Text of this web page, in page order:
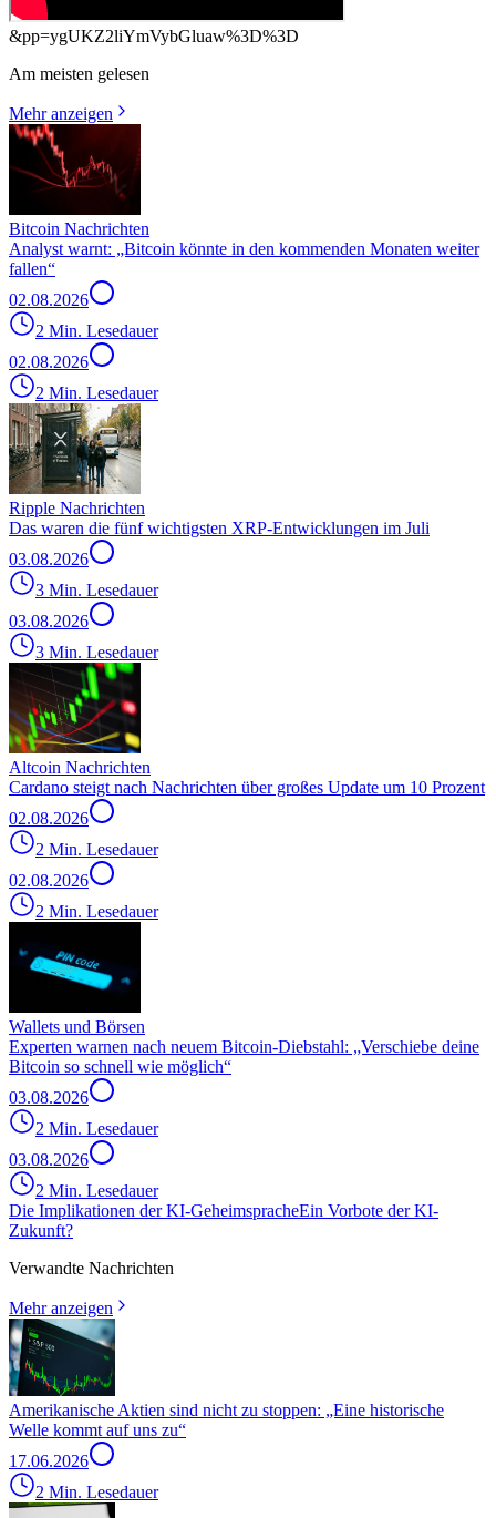
&pp=ygUKZ2liYmVybGluaw%3D%3D
Am meisten gelesen
Mehr anzeigen
Bitcoin Nachrichten
Analyst warnt: „Bitcoin könnte in den kommenden Monaten weiter
fallen“
02.08.2026
2 Min. Lesedauer
02.08.2026
2 Min. Lesedauer
Ripple Nachrichten
Das waren die fünf wichtigsten XRP-Entwicklungen im Juli
03.08.2026
3 Min. Lesedauer
03.08.2026
3 Min. Lesedauer
Altcoin Nachrichten
Cardano steigt nach Nachrichten über großes Update um 10 Prozent
02.08.2026
2 Min. Lesedauer
02.08.2026
2 Min. Lesedauer
Wallets und Börsen
Experten warnen nach neuem Bitcoin-Diebstahl: „Verschiebe deine
Bitcoin so schnell wie möglich“
03.08.2026
2 Min. Lesedauer
03.08.2026
2 Min. Lesedauer
Die Implikationen der KI-GeheimspracheEin Vorbote der KI-
Zukunft?
Verwandte Nachrichten
Mehr anzeigen
Amerikanische Aktien sind nicht zu stoppen: „Eine historische
Welle kommt auf uns zu“
17.06.2026
2 Min. Lesedauer